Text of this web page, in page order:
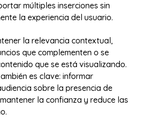
múltiples inserciones sin
la experiencia del usuario.
la relevancia contextual,
que complementen o se
que se está visualizando.
es clave: informar
sobre la presencia de
la confianza y reduce las